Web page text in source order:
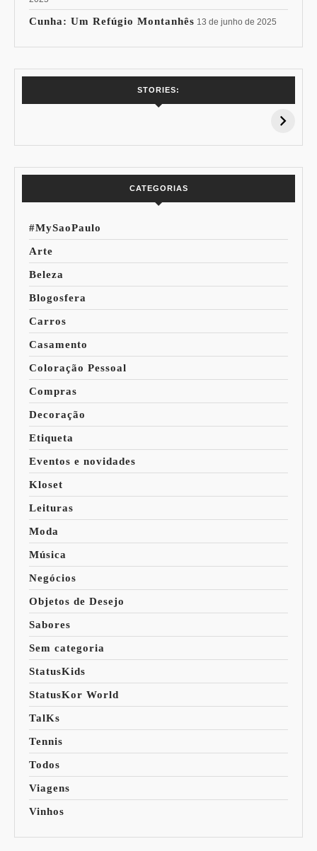
Cunha: Um Refúgio Montanhês 13 de junho de 2025
STORIES:
15% de
Pessoal: Os
CATEGORIAS
#MySaoPaulo
Arte
Beleza
Blogosfera
Carros
Casamento
Coloração Pessoal
Compras
Decoração
Etiqueta
Eventos e novidades
Kloset
Leituras
Moda
Música
Negócios
Objetos de Desejo
Sabores
Sem categoria
StatusKids
StatusKor World
TalKs
Tennis
Todos
Viagens
Vinhos